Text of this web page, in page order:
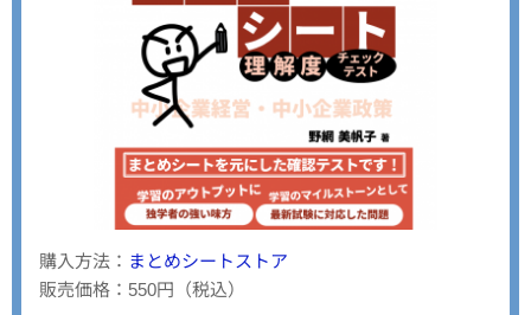
購入方法： まとめシートストア
販売価格：550円（税込）